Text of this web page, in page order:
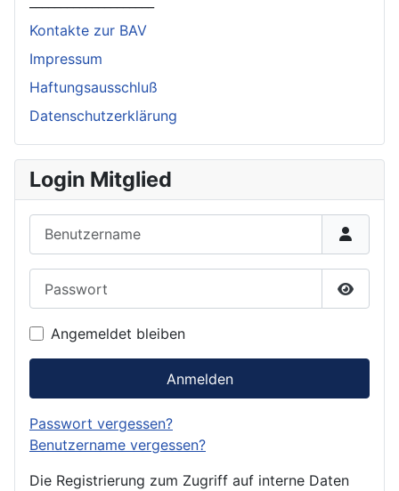
Kontakte zur BAV
Impressum
Haftungsausschluß
Datenschutzerklärung
Login Mitglied
Angemeldet bleiben
Anmelden
Passwort vergessen?
Benutzername vergessen?
Die Registrierung zum Zugriff auf interne Daten